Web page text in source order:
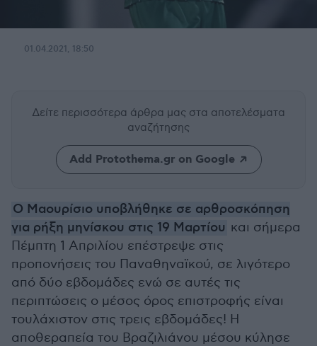
01.04.2021, 18:50
Δείτε περισσότερα άρθρα μας στα αποτελέσματα
αναζήτησης
Add Protothema.gr on Google
Ο Μαουρίσιο υποβλήθηκε σε αρθροσκόπηση
για ρήξη μηνίσκου στις 19 Μαρτίου και σήμερα
Πέμπτη 1 Απριλίου επέστρεψε στις
προπονήσεις του Παναθηναϊκού, σε λιγότερο
από δύο εβδομάδες ενώ σε αυτές τις
περιπτώσεις ο μέσος όρος επιστροφής είναι
τουλάχιστον στις τρεις εβδομάδες! Η
αποθεραπεία του Βραζιλιάνου μέσου κύλησε